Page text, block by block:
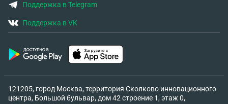
Поддержка в Telegram
Поддержка в VK
121205, город Москва, территория Сколково инновационного
центра, Большой бульвар, дом 42 строение 1, этаж 0,